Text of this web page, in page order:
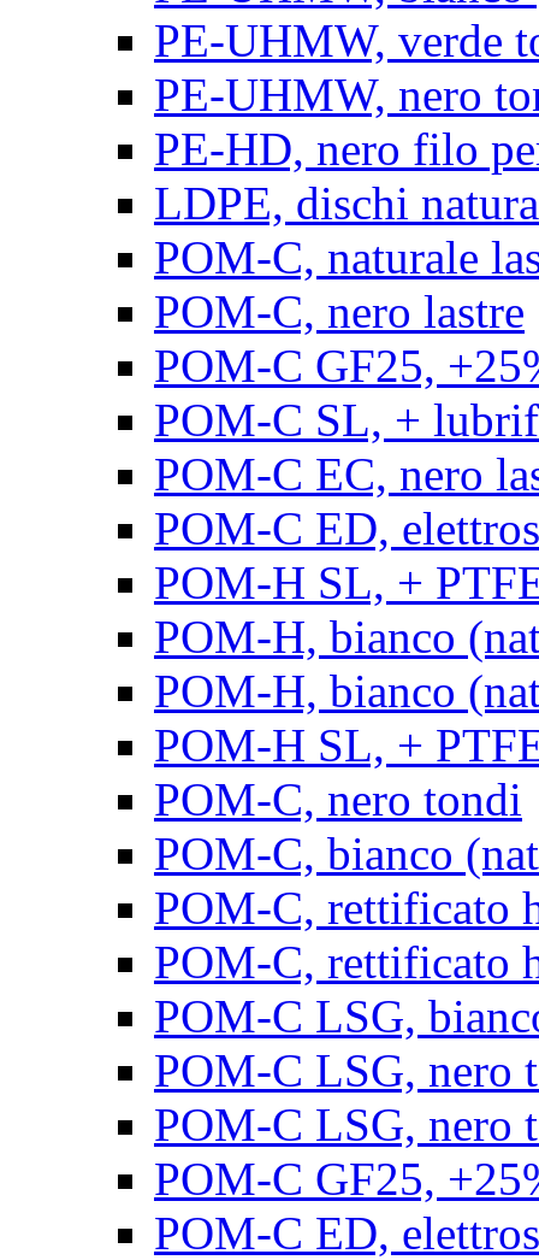
PE-UHMW, verde
PE-UHMW, nero
PE-HD, nero filo
LDPE, dischi
POM-C, naturale
POM-C, nero lastre
POM-C GF25,
POM-C SL, +
POM-C EC, nero
POM-C ED,
POM-H SL, +
POM-H, bianco
POM-H, bianco
POM-H SL, +
POM-C, nero tondi
POM-C, bianco
POM-C, rettificato
POM-C, rettificato
POM-C LSG,
POM-C LSG, nero
POM-C LSG, nero
POM-C GF25,
POM-C ED,